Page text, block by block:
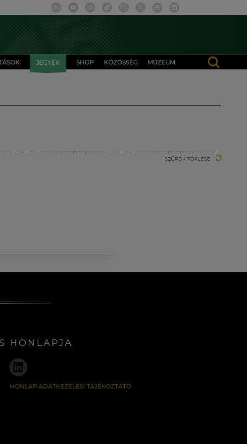
JEGYEK SHOP KÖZÖSSÉG MÚZEUM
SZŰRŐK TÖRLÉSE
HONLAPJA
HONLAP ADATKEZELÉSI TÁJÉKOZTATÓ